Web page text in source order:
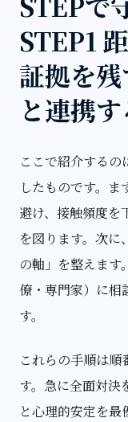
STEP1
証拠を
と連携
ここで紹介する
したものです。ま
避け、接触頻度を
を図ります。次に
の軸」を整えます
僚・専門家）に相
す。
これらの手順は
す。急に全面対決
と心理的安定を